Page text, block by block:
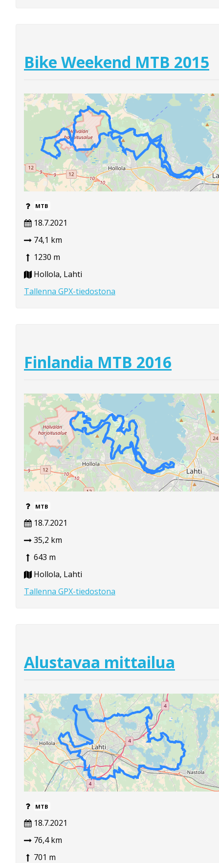
Bike Weekend MTB 2015
MTB
18.7.2021
74,1 km
1230 m
Hollola, Lahti
Tallenna GPX-tiedostona
Finlandia MTB 2016
MTB
18.7.2021
35,2 km
643 m
Hollola, Lahti
Tallenna GPX-tiedostona
Alustavaa mittailua
MTB
18.7.2021
76,4 km
701 m